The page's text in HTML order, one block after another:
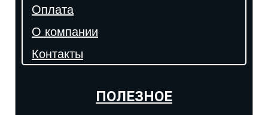
Оплата
О компании
Контакты
ПОЛЕЗНОЕ